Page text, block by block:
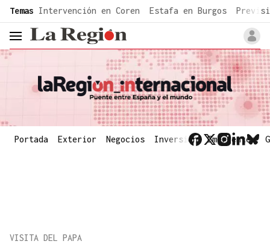
common.go-to-content
Temas Intervención en Coren Estafa en Burgos
header.menu.open
Portada Exterior Negocios Inversión Emergentes
VISITA DEL PAPA